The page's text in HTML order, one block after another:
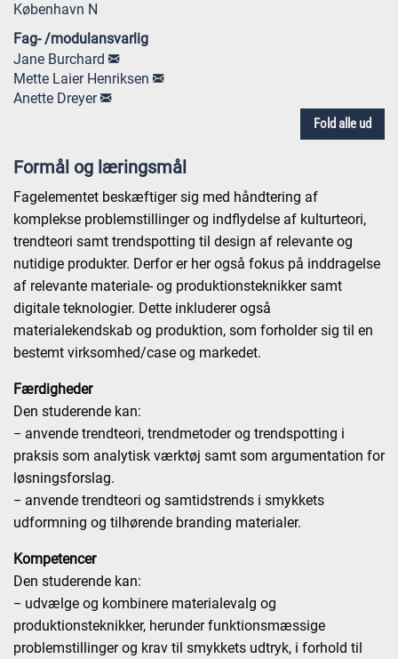
København N
Fag- /modulansvarlig
Jane Burchard
Mette Laier Henriksen
Anette Dreyer
Fold alle ud
Formål og læringsmål
Fagelementet beskæftiger sig med håndtering af
komplekse problemstillinger og indflydelse af kulturteori,
trendteori samt trendspotting til design af relevante og
nutidige produkter. Derfor er her også fokus på inddragelse
af relevante materiale- og produktionsteknikker samt
digitale teknologier. Dette inkluderer også
materialekendskab og produktion, som forholder sig til en
bestemt virksomhed/case og markedet.
Færdigheder
Den studerende kan:
− anvende trendteori, trendmetoder og trendspotting i
praksis som analytisk værktøj samt som argumentation for
løsningsforslag.
− anvende trendteori og samtidstrends i smykkets
udformning og tilhørende branding materialer.
Kompetencer
Den studerende kan:
− udvælge og kombinere materialevalg og
produktionsteknikker, herunder funktionsmæssige
problemstillinger og krav til smykkets udtryk, i forhold til